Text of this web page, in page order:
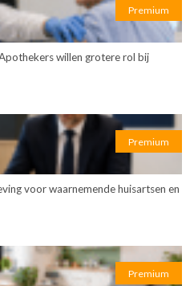
Premium
willen grotere rol bij
Premium
voor waarnemende huisartsen en
Premium